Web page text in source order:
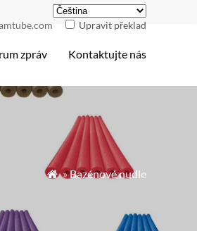
Upravit překlad
zpráv Kontaktujte nás
 »Bazénové nudle